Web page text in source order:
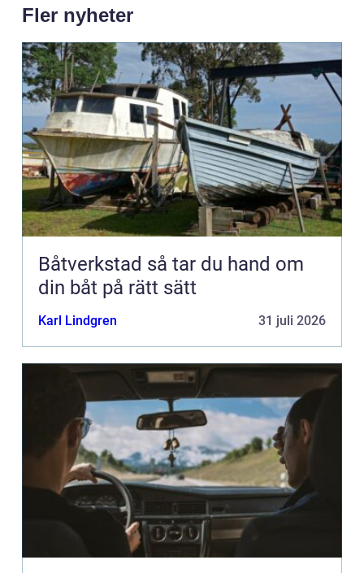
Fler nyheter
Båtverkstad så tar du hand om
din båt på rätt sätt
Karl Lindgren 31 juli 2026